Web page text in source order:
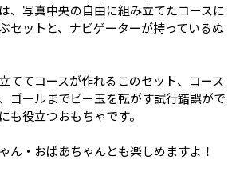
、写真中央の自由に組み立てたコースに
セットと、ナビゲーターが持っているぬ
ててコースが作れるこのセット、コース
ゴールまでビー玉を転がす試行錯誤がで
も役立つおもちゃです。
ん・おばあちゃんとも楽しめますよ！